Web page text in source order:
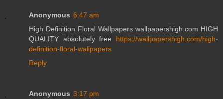
Anonymous 6:47 am
High Definition Floral Wallpapers wallpapershigh.com HIGH
QUALITY absolutely free https://wallpapershigh.com/high-
definition-floral-wallpapers
Reply
Anonymous 3:17 pm